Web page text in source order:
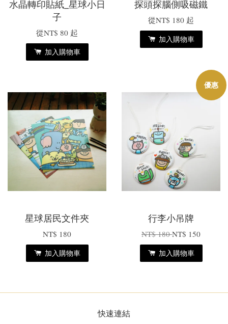
水晶轉印貼紙_星球小日
子
從NT$ 80 起
加入購物車
探頭探腦側吸磁鐵
從NT$ 180 起
加入購物車
星球居民文件夾
NT$ 180
加入購物車
優惠
行李小吊牌
NT$ 180NT$ 150
加入購物車
快速連結